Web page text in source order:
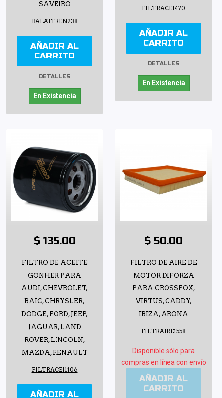
SAVEIRO
BALATFREN238
AÑADIR AL
CARRITO
DETALLES
En Existencia
FILTRACEI470
AÑADIR AL
CARRITO
DETALLES
En Existencia
$ 135.00
FILTRO DE ACEITE
GONHER PARA
AUDI, CHEVROLET,
BAIC, CHRYSLER,
DODGE, FORD, JEEP,
JAGUAR, LAND
ROVER, LINCOLN,
MAZDA, RENAULT
FILTRACEI1106
AÑADIR AL
$ 50.00
FILTRO DE AIRE DE
MOTOR DIFORZA
PARA CROSSFOX,
VIRTUS, CADDY,
IBIZA, ARONA
FILTRAIRE1558
Disponible sólo para
compras en línea con envío
AÑADIR AL
CARRITO